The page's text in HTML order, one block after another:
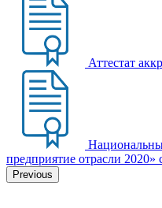
Аттестат
предприятие отрасли 2020»
Previous